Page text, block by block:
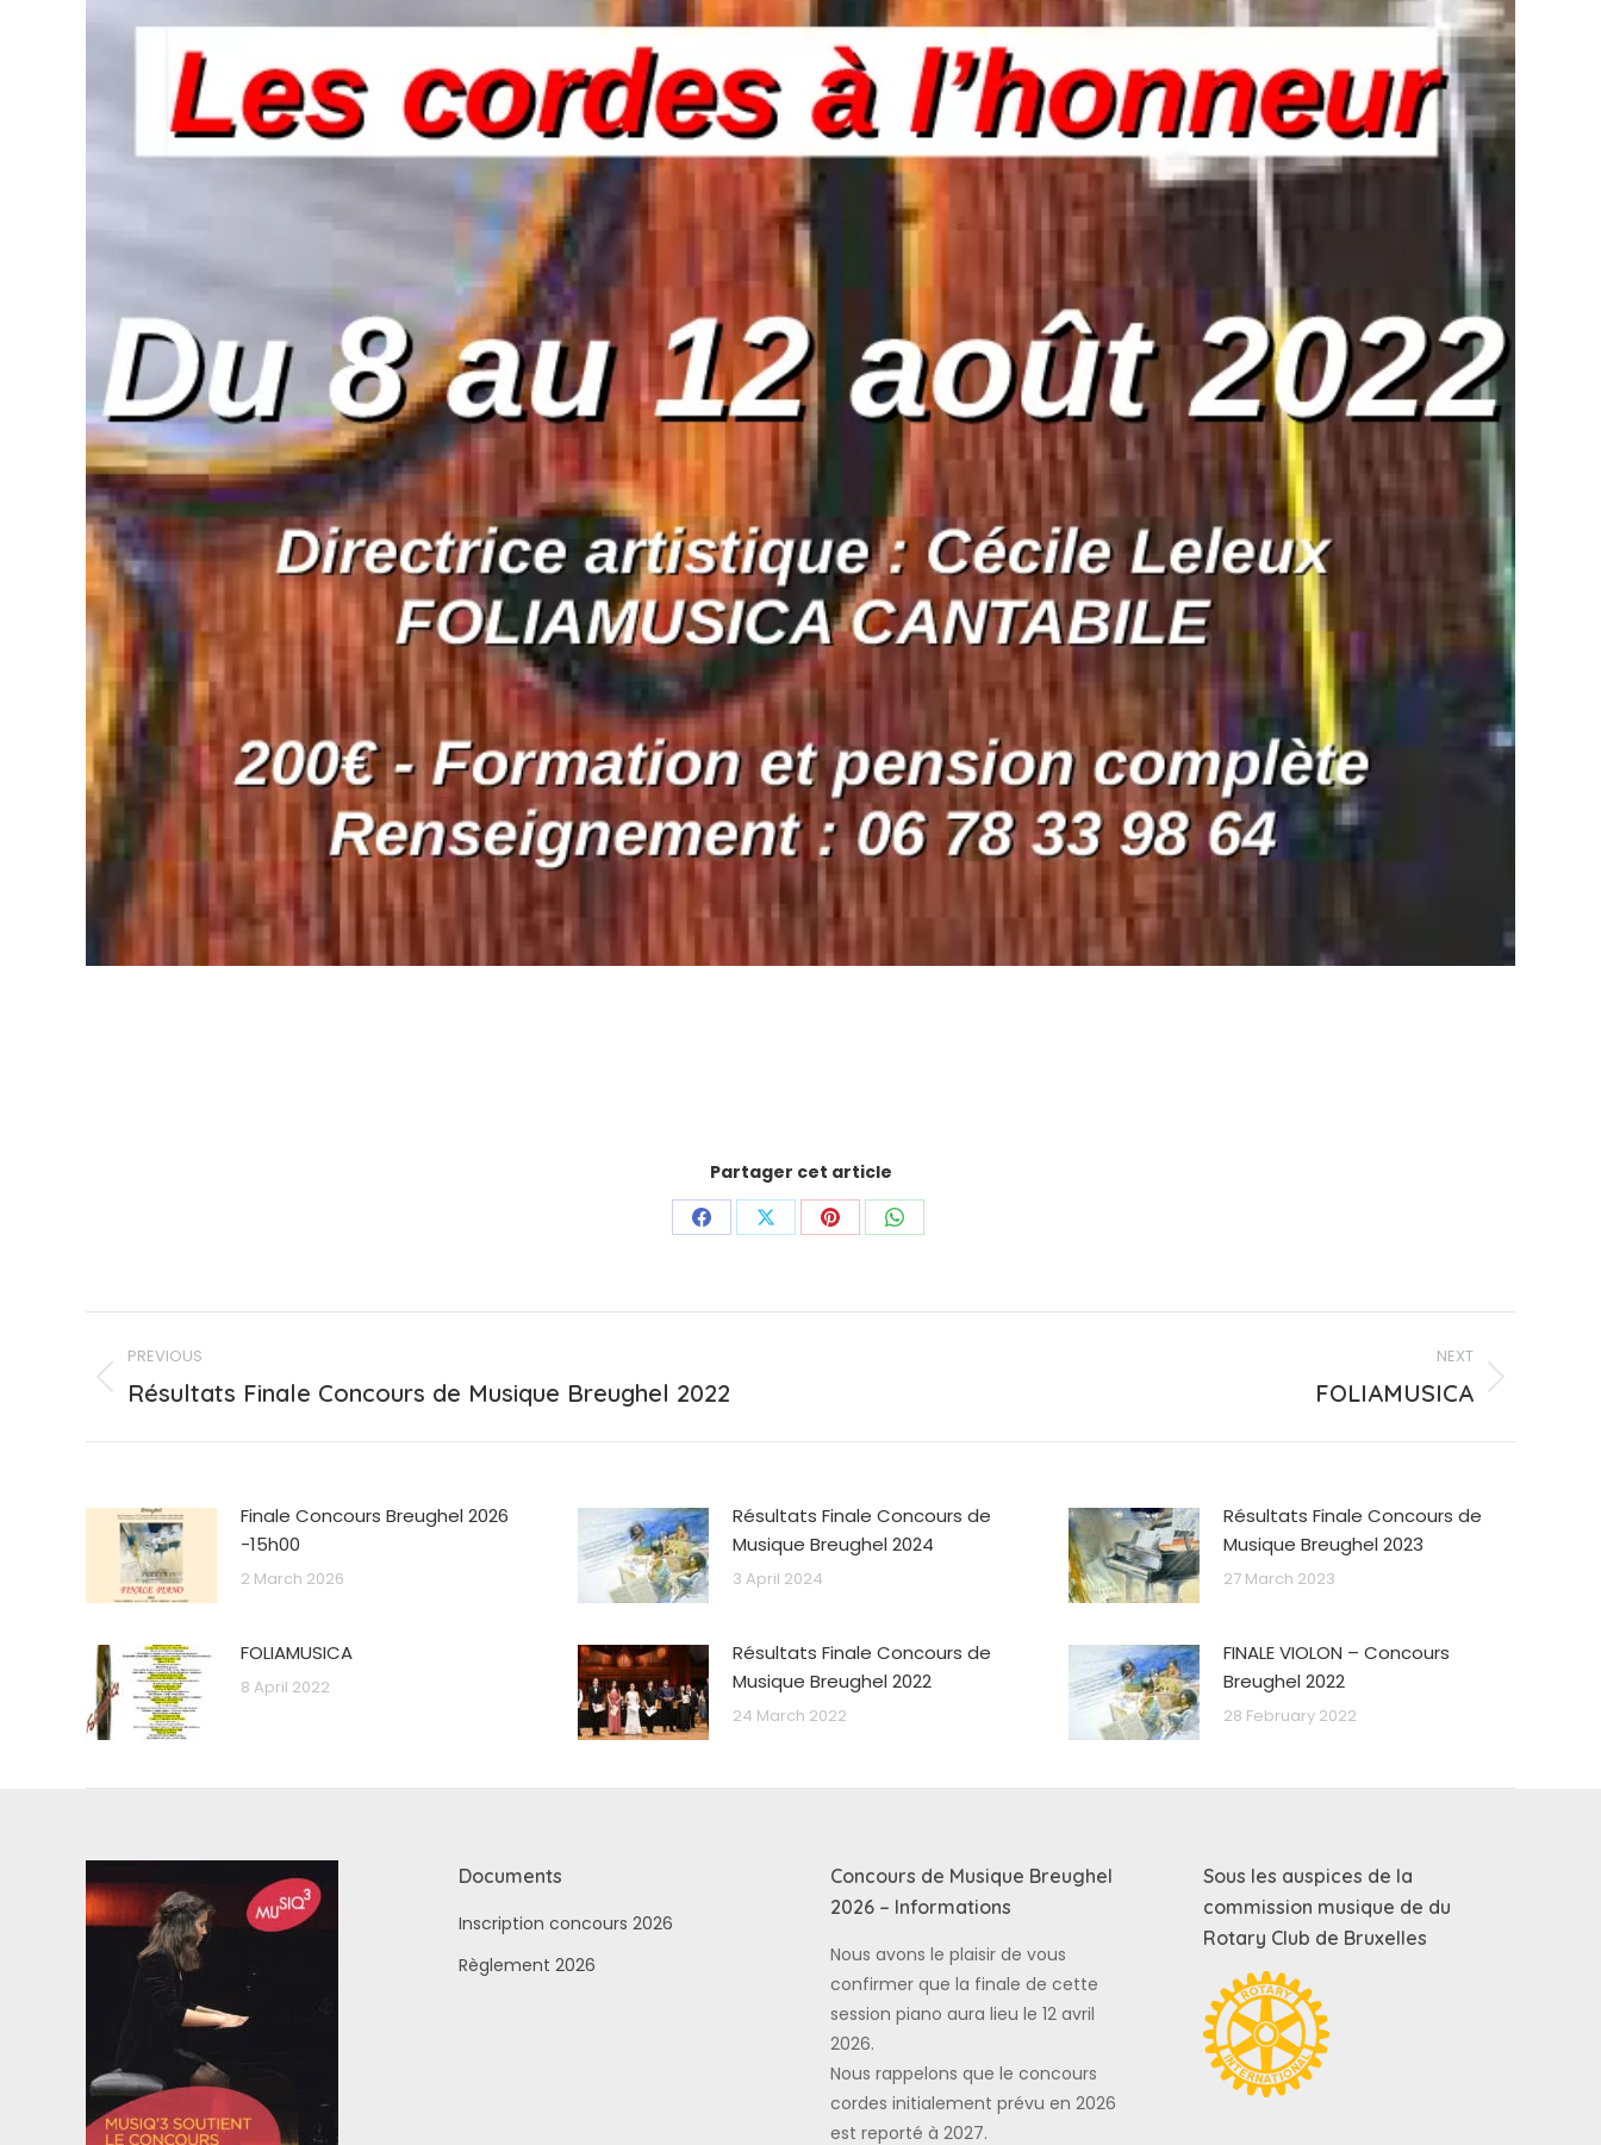
Partager cet article
Share
Facebook
Share
X
Share
Pinterest
Share
WhatsApp
Post
navigation
PREVIOUS
Previous
Résultats Finale Concours de Musique Breughel 2022
NEXT
FOLIAMUSICA
Finale Concours Breughel 2026
-15h00
2 March 2026
Résultats Finale Concours de
Musique Breughel 2024
3 April 2024
Résultats Finale Concours de
Musique Breughel 2023
27 March 2023
FOLIAMUSICA
8 April 2022
Résultats Finale Concours de
Musique Breughel 2022
24 March 2022
FINALE VIOLON – Concours
Breughel 2022
28 February 2022
Documents
Inscription concours 2026
Règlement 2026
Concours de Musique Breughel
2026 – Informations
Nous avons le plaisir de vous
confirmer que la finale de cette
session piano aura lieu le 12 avril
2026.
Nous rappelons que le concours
cordes initialement prévu en 2026
est reporté à 2027.
Sous les auspices de la
commission musique de du
Rotary Club de Bruxelles